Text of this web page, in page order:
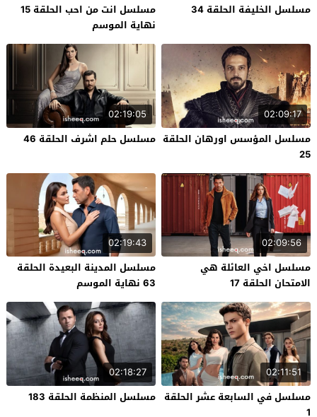
مسلسل الخليفة الحلقة 34
مسلسل انت من احب الحلقة 15
نهاية الموسم
02:09:17
مسلسل المؤسس اورهان الحلقة
25
02:19:05
مسلسل حلم اشرف الحلقة 46
02:09:56
مسلسل اخي العائلة هي
الامتحان الحلقة 17
02:19:43
مسلسل المدينة البعيدة الحلقة
63 نهاية الموسم
02:11:51
مسلسل في السابعة عشر الحلقة
1
02:18:27
مسلسل المنظمة الحلقة 183